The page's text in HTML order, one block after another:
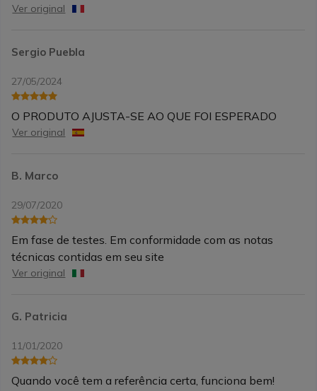
Ver original
Sergio Puebla
27/05/2024
O PRODUTO AJUSTA-SE AO QUE FOI ESPERADO
Ver original
B. Marco
29/07/2020
Em fase de testes. Em conformidade com as notas
técnicas contidas em seu site
Ver original
G. Patricia
11/01/2020
Quando você tem a referência certa, funciona bem!